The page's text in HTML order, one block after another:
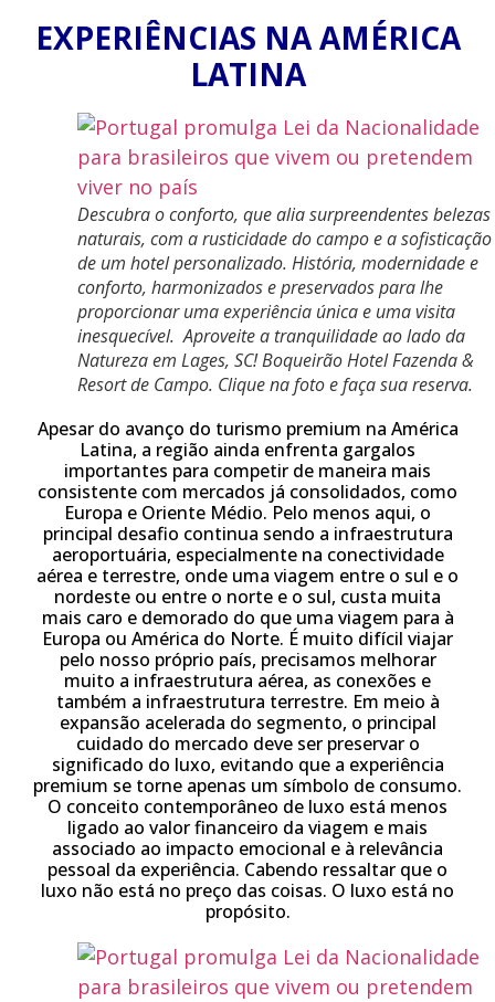
EXPERIÊNCIAS NA AMÉRICA
LATINA
Descubra o conforto, que alia surpreendentes belezas
naturais, com a rusticidade do campo e a sofisticação
de um hotel personalizado. História, modernidade e
conforto, harmonizados e preservados para lhe
proporcionar uma experiência única e uma visita
inesquecível. Aproveite a tranquilidade ao lado da
Natureza em Lages, SC! Boqueirão Hotel Fazenda &
Resort de Campo. Clique na foto e faça sua reserva.
Apesar do avanço do turismo premium na América
Latina, a região ainda enfrenta gargalos
importantes para competir de maneira mais
consistente com mercados já consolidados, como
Europa e Oriente Médio. Pelo menos aqui, o
principal desafio continua sendo a infraestrutura
aeroportuária, especialmente na conectividade
aérea e terrestre, onde uma viagem entre o sul e o
nordeste ou entre o norte e o sul, custa muita
mais caro e demorado do que uma viagem para à
Europa ou América do Norte. É muito difícil viajar
pelo nosso próprio país, precisamos melhorar
muito a infraestrutura aérea, as conexões e
também a infraestrutura terrestre. Em meio à
expansão acelerada do segmento, o principal
cuidado do mercado deve ser preservar o
significado do luxo, evitando que a experiência
premium se torne apenas um símbolo de consumo.
O conceito contemporâneo de luxo está menos
ligado ao valor financeiro da viagem e mais
associado ao impacto emocional e à relevância
pessoal da experiência. Cabendo ressaltar que o
luxo não está no preço das coisas. O luxo está no
propósito.